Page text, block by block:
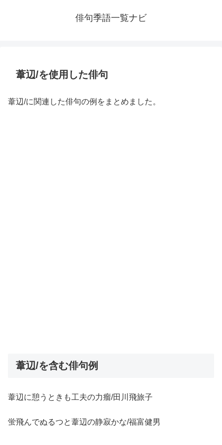
俳句季語一覧ナビ
葦辺/を使用した俳句
葦辺/に関連した俳句の例をまとめました。
葦辺/を含む俳句例
葦辺に憩うときも工夫の力瘤/田川飛旅子
蛍飛んでぬるつと葦辺の静寂かな/福富健男